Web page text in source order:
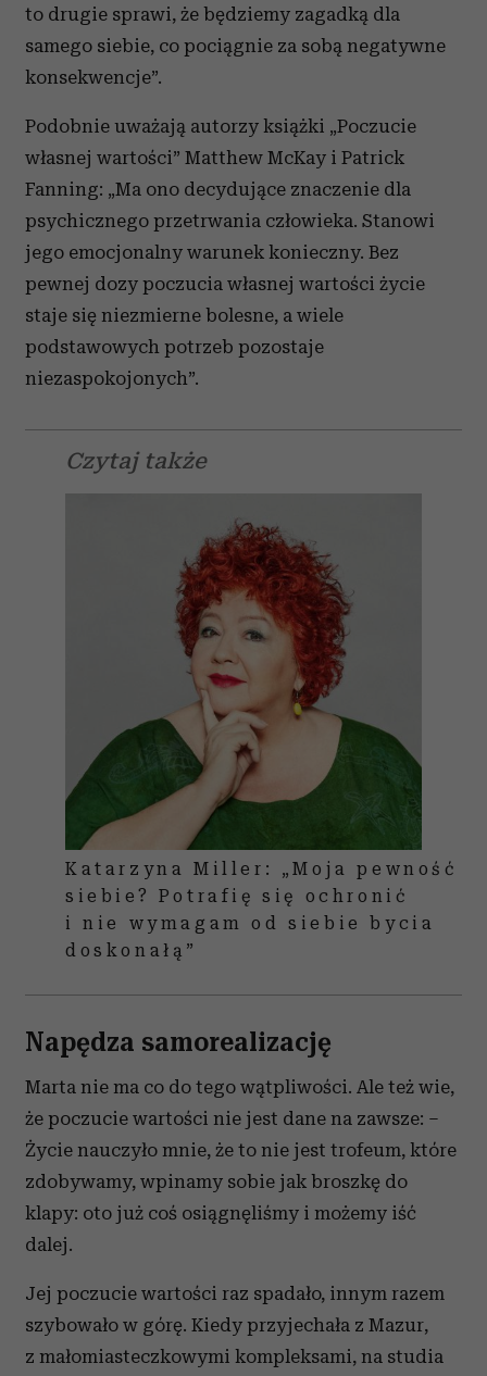
to drugie sprawi, że będziemy zagadką dla
samego siebie, co pociągnie za sobą negatywne
konsekwencje”.
Podobnie uważają autorzy książki „Poczucie
własnej wartości” Matthew McKay i Patrick
Fanning: „Ma ono decydujące znaczenie dla
psychicznego przetrwania człowieka. Stanowi
jego emocjonalny warunek konieczny. Bez
pewnej dozy poczucia własnej wartości życie
staje się niezmierne bolesne, a wiele
podstawowych potrzeb pozostaje
niezaspokojonych”.
Czytaj także
Katarzyna Miller: „Moja pewność
siebie? Potrafię się ochronić
i nie wymagam od siebie bycia
doskonałą”
Napędza samorealizację
Marta nie ma co do tego wątpliwości. Ale też wie,
że poczucie wartości nie jest dane na zawsze: –
Życie nauczyło mnie, że to nie jest trofeum, które
zdobywamy, wpinamy sobie jak broszkę do
klapy: oto już coś osiągnęliśmy i możemy iść
dalej.
Jej poczucie wartości raz spadało, innym razem
szybowało w górę. Kiedy przyjechała z Mazur,
z małomiasteczkowymi kompleksami, na studia